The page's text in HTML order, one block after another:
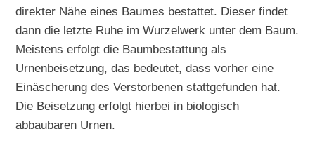
direkter Nähe eines Baumes bestattet. Dieser findet
dann die letzte Ruhe im Wurzelwerk unter dem Baum.
Meistens erfolgt die Baumbestattung als
Urnenbeisetzung, das bedeutet, dass vorher eine
Einäscherung des Verstorbenen stattgefunden hat.
Die Beisetzung erfolgt hierbei in biologisch
abbaubaren Urnen.